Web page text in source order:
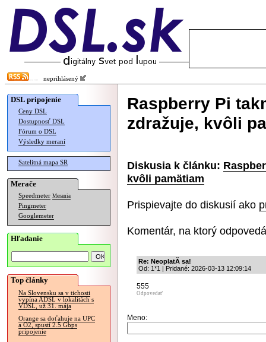
neprihlásený
DSL pripojenie
Ceny DSL
Dostupnosť DSL
Fórum o DSL
Výsledky meraní
Satelitná mapa SR
Merače
Speedmeter Merania
Pingmeter
Googlemeter
Hľadanie
Top články
Na Slovensku sa v tichosti
vypína ADSL v lokalitách s
VDSL, už 31. mája
Orange sa doťahuje na UPC
a O2, spustí 2.5 Gbps
pripojenie
Raspberry Pi
zdražuje, kvôli
Diskusia k článku:
kvôli pamätiam
Prispievajte do diskusií ako
Komentár, na ktorý
Re: NeoplatĂ­ sa!
Od: 1*1 | Pridané: 2026-03-13 12:09:14
555
Odpovedať
Meno: